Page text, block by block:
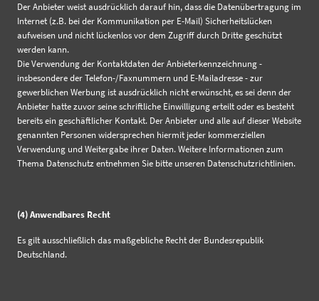
Der Anbieter weist ausdrücklich darauf hin, dass die Datenübertragung im
Internet (z.B. bei der Kommunikation per E-Mail) Sicherheitslücken
aufweisen und nicht lückenlos vor dem Zugriff durch Dritte geschützt
werden kann.
Die Verwendung der Kontaktdaten der Anbieterkennzeichnung -
insbesondere der Telefon-/Faxnummern und E-Mailadresse - zur
gewerblichen Werbung ist ausdrücklich nicht erwünscht, es sei denn der
Anbieter hatte zuvor seine schriftliche Einwilligung erteilt oder es besteht
bereits ein geschäftlicher Kontakt. Der Anbieter und alle auf dieser Website
genannten Personen widersprechen hiermit jeder kommerziellen
Verwendung und Weitergabe ihrer Daten. Weitere Informationen zum
Thema Datenschutz entnehmen Sie bitte unseren Datenschutzrichtlinien.
(4) Anwendbares Recht
Es gilt ausschließlich das maßgebliche Recht der Bundesrepublik
Deutschland.